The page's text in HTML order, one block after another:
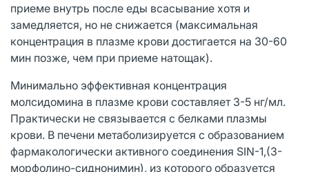
приеме внутрь после еды всасывание хотя и
замедляется, но не снижается (максимальная
концентрация в плазме крови достигается на 30-60
мин позже, чем при приеме натощак).
Минимально эффективная концентрация
молсидомина в плазме крови составляет 3-5 нг/мл.
Практически не связывается с белками плазмы
крови. В печени метаболизируется с образованием
фармакологически активного соединения SIN-1,(3-
морфолино-сиднонимин), из которого образуется